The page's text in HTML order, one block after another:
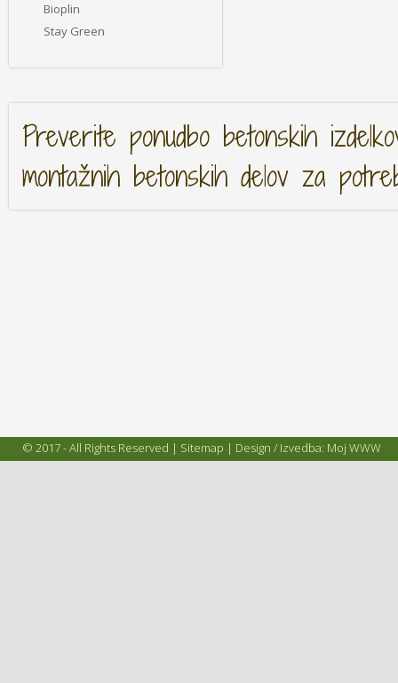
Bioplin
Stay Green
Preverite ponudbo betonskih
montažnih betonskih delov za
© 2017 - All Rights Reserved | Sitemap | Design / Izvedba: Moj WWW